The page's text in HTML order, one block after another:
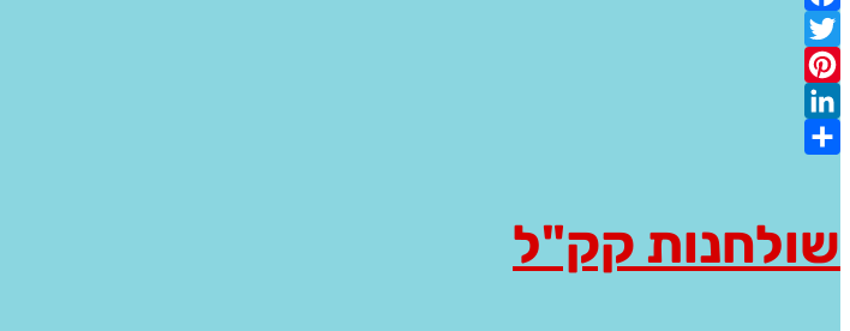
Facebook
Twitter
Pinterest
LinkedIn
שולחנות קק"ל